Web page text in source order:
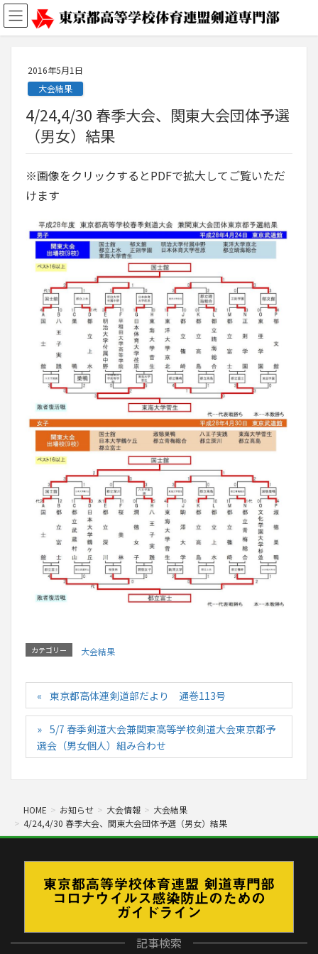
2016年5月1日
大会結果
4/24,4/30 春季大会、関東大会団体予選
（男女）結果
※画像をクリックするとPDFで拡大してご覧いただ
けます
カテゴリー 大会結果
東京都高体連剣道部だより 通巻113号
5/7 春季剣道大会兼関東高等学校剣道大会東京都予
選会（男女個人）組み合わせ
HOME お知らせ 大会情報
大会結果
4/24,4/30 春季大会、関東大会団体予選（男女）結果
記事検索